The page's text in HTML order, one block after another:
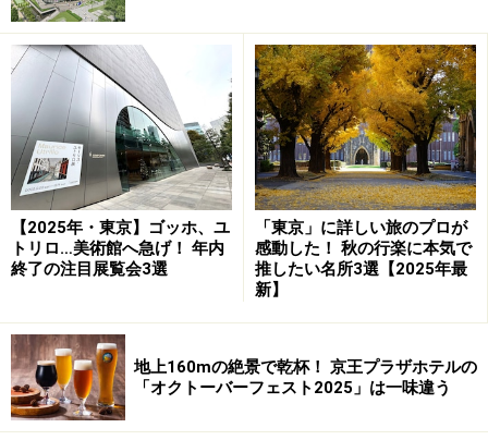
ザ・ペニンシュラ東京 「ページボーイハット アフタヌーン
東京のラグジュアリーホテルの中でもひときわ高い人気
を誇り、開始時刻前には行列のできるザ・ペニンシュラ
東京 ザ・ロビーのアフタヌーンティー。クリスマスシー
【2025年・東京】ゴッホ、ユ
トリロ…美術館へ急げ！ 年内
終了の注目展覧会3選
「東京」に詳しい旅のプロが
感動した！ 秋の行楽に本気で
推したい名所3選【2025年最
新】
地上160mの絶景で乾杯！ 京王プラザホテルの
「オクトーバーフェスト2025」は一味違う